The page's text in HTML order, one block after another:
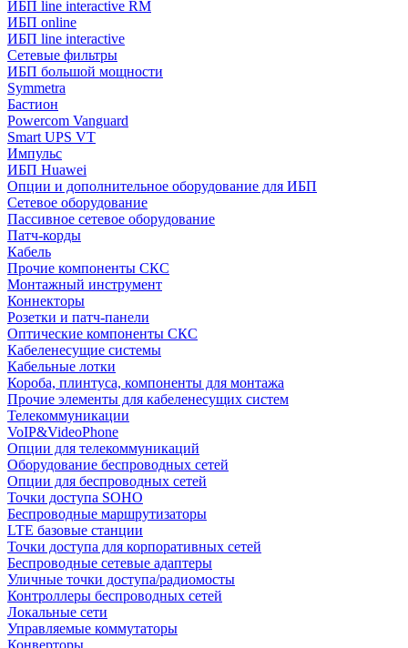
ИБП line interactive RM
ИБП online
ИБП linе interactive
Сетевые фильтры
ИБП большой мощности
Symmetra
Бастион
Powercom Vanguard
Smart UPS VT
Импульс
ИБП Huawei
Опции и дополнительное оборудование для ИБП
Сетевое оборудование
Пассивное сетевое оборудование
Патч-корды
Кабель
Прочие компоненты СКС
Монтажный инструмент
Коннекторы
Розетки и патч-панели
Оптические компоненты СКС
Кабеленесущие системы
Кабельные лотки
Короба, плинтуса, компоненты для монтажа
Прочие элементы для кабеленесущих систем
Телекоммуникации
VoIP&VideoPhone
Опции для телекоммуникаций
Оборудование беспроводных сетей
Опции для беспроводных сетей
Точки доступа SOHO
Беспроводные маршрутизаторы
LTE базовые станции
Точки доступа для корпоративных сетей
Беспроводные сетевые адаптеры
Уличные точки доступа/радиомосты
Контроллеры беспроводных сетей
Локальные сети
Управляемые коммутаторы
Конверторы